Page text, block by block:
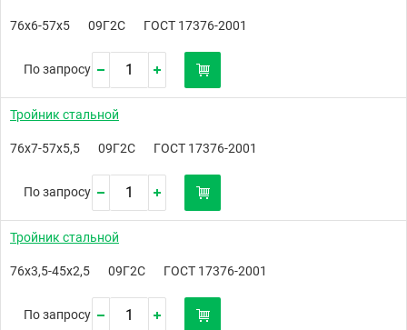
76х6-57х5 09Г2С ГОСТ 17376-2001
По запросу
Тройник стальной
76х7-57х5,5 09Г2С ГОСТ 17376-2001
По запросу
Тройник стальной
76х3,5-45х2,5 09Г2С ГОСТ 17376-2001
По запросу